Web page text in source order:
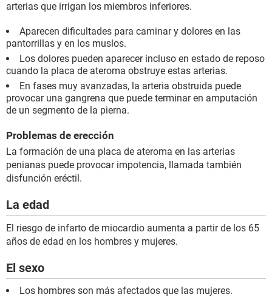
arterias que irrigan los miembros inferiores.
Aparecen dificultades para caminar y dolores en las
pantorrillas y en los muslos.
Los dolores pueden aparecer incluso en estado de reposo
cuando la placa de ateroma obstruye estas arterias.
En fases muy avanzadas, la arteria obstruida puede
provocar una gangrena que puede terminar en amputación
de un segmento de la pierna.
Problemas de erección
La formación de una placa de ateroma en las arterias
penianas puede provocar impotencia, llamada también
disfunción eréctil.
La edad
El riesgo de infarto de miocardio aumenta a partir de los 65
años de edad en los hombres y mujeres.
El sexo
Los hombres son más afectados que las mujeres.